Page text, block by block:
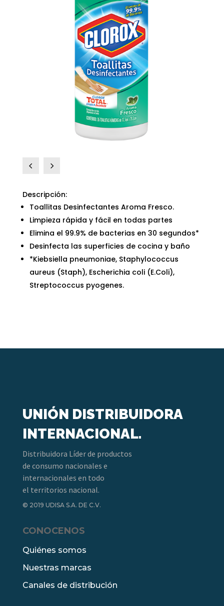
4 5
Descripción:
Toallitas Desinfectantes Aroma Fresco.
Limpieza rápida y fácil en todas partes
Elimina el 99.9% de bacterias en 30 segundos*
Desinfecta las superficies de cocina y baño
*Kiebsiella pneumoniae, Staphylococcus
aureus (Staph), Escherichia coli (E.Coli),
Streptococcus pyogenes.
UNIÓN DISTRIBUIDORA
INTERNACIONAL.
Distribuidora Líder de productos
de consumo nacionales e
internacionales en todo
el territorios nacional.
© 2019 UDISA S.A. DE C.V.
CONOCENOS
Quiénes somos
Nuestras marcas
Canales de distribución